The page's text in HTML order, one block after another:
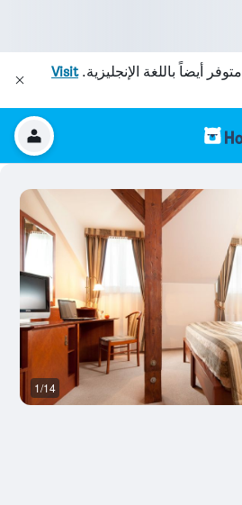
متوفر أيضاً باللغة الإنجليزية.Visit
1/14